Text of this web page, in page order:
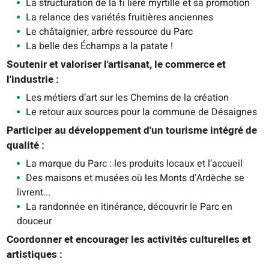
La structuration de la fi lière myrtille et sa promotion
La relance des variétés fruitières anciennes
Le châtaignier, arbre ressource du Parc
La belle des Échamps a la patate !
Soutenir et valoriser l'artisanat, le commerce et
l'industrie :
Les métiers d’art sur les Chemins de la création
Le retour aux sources pour la commune de Désaignes
Participer au développement d'un tourisme intégré de
qualité :
La marque du Parc : les produits locaux et l’accueil
Des maisons et musées où les Monts d’Ardèche se
livrent...
La randonnée en itinérance, découvrir le Parc en
douceur
Coordonner et encourager les activités culturelles et
artistiques :